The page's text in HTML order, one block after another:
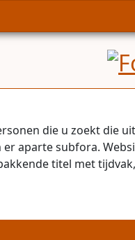
die u zoekt die
er aparte subfora.
titel met